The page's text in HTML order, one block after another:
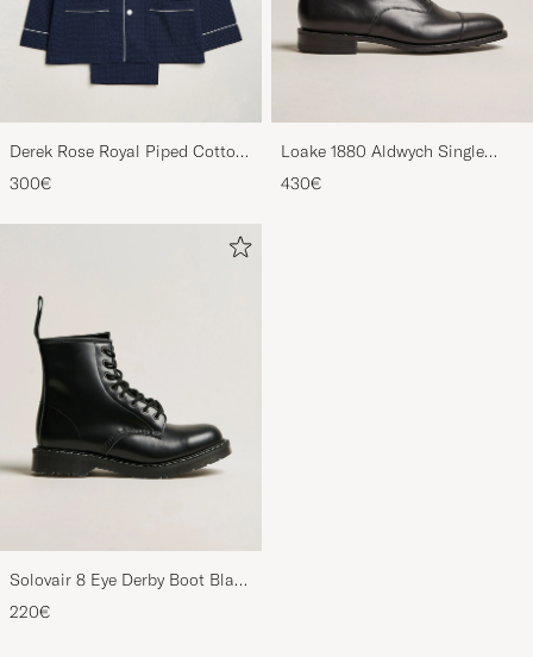
Derek Rose Royal Piped Cotton
Pyjama Set Navy
300€
Loake 1880 Aldwych Single
Oxford Black Calf
430€
Solovair 8 Eye Derby Boot Black
Shine
220€